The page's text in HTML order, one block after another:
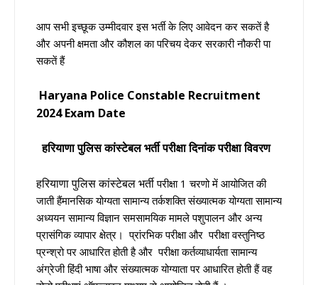
आप सभी इच्छूक उम्मीदवार इस भर्ती के लिए आवेदन कर सकतें है
और अपनी क्षमता और कौशल का परिचय देकर सरकारी नौकरी पा
सकतें हैं
Haryana Police Constable Recruitment
2024Exam Date
हरियाणा पुलिस कांस्टेबलभर्ती परीक्षा दिनांक परीक्षा विवरण
हरियाणा पुलिस कांस्टेबल भर्ती परीक्षा 1 चरणो में आयोजित की
जाती हैंमानसिक योग्यता सामान्य तर्कशक्ति संख्यात्मक योग्यता सामान्य
अध्ययन सामान्य विज्ञान समसामयिक मामले पशुपालन और अन्य
प्रासंगिक व्यापार क्षेत्र। प्रांरभिक परीक्षा और परीक्षा वस्तुनिष्ठ
प्रन्श्रो पर आधारित होती है और परीक्षा कर्तव्याधार्यता सामान्य
अंग्रेजी हिंदी भाषा और संख्यात्मक योग्याता पर आधारित होती हैं वह